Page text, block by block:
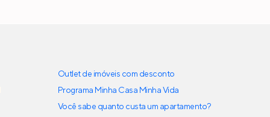
Outlet de imóveis com desconto
Programa Minha Casa Minha Vida
Você sabe quanto custa um apartamento?